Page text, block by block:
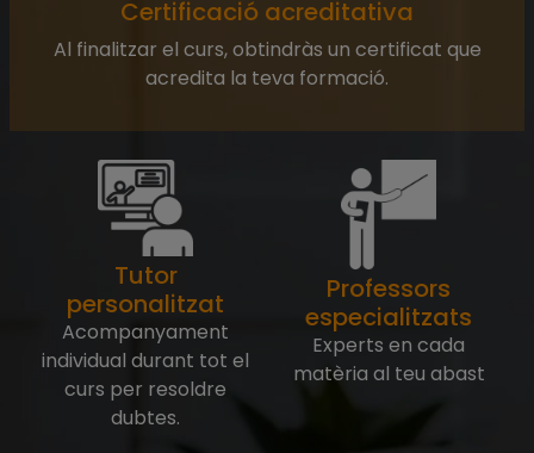
Certificació acreditativa
Al finalitzar el curs, obtindràs un certificat que
acredita la teva formació.
Tutor
personalitzat
Acompanyament
individual durant tot el
curs per resoldre
dubtes.
Professors
especialitzats
Experts en cada
matèria al teu abast